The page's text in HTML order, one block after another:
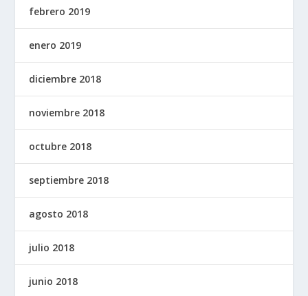
febrero 2019
enero 2019
diciembre 2018
noviembre 2018
octubre 2018
septiembre 2018
agosto 2018
julio 2018
junio 2018